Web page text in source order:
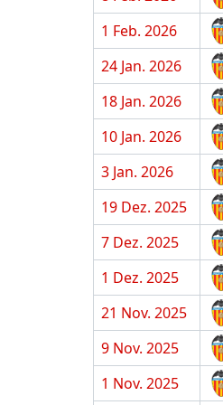
1 Feb. 2026
24 Jan. 2026
18 Jan. 2026
10 Jan. 2026
3 Jan. 2026
19 Dez. 2025
7 Dez. 2025
1 Dez. 2025
21 Nov. 2025
9 Nov. 2025
1 Nov. 2025